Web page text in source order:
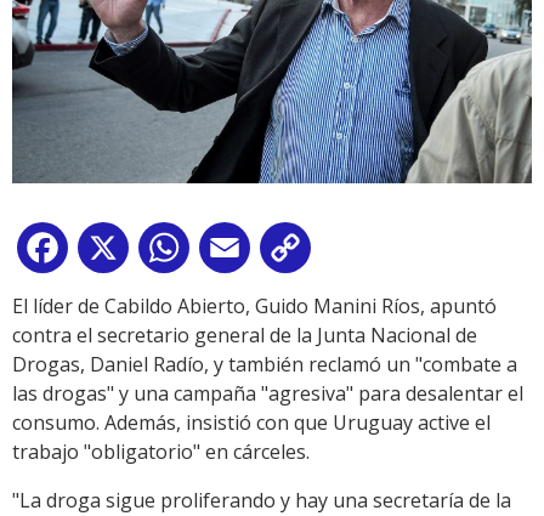
Facebook
X WhatsApp
Email
Link
El líder de Cabildo Abierto, Guido Manini Ríos, apuntó
contra el secretario general de la Junta Nacional de
Drogas, Daniel Radío, y también reclamó un "combate a
las drogas" y una campaña "agresiva" para desalentar el
consumo. Además, insistió con que Uruguay active el
trabajo "obligatorio" en cárceles.
"La droga sigue proliferando y hay una secretaría de la